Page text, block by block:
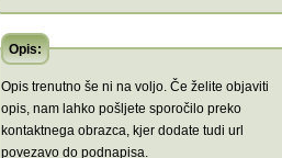
Opis:
Opis trenutno še ni na voljo. Če želite objaviti
opis, nam lahko pošljete sporočilo preko
kontaktnega obrazca, kjer dodate tudi url
povezavo do podnapisa.